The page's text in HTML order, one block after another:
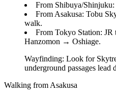
From Shibuya/
From Asakusa: Tobu
walk.
From Tokyo Station:
Hanzomon → Oshiage.
Wayfinding: Look for
underground passages lead
Walking from Asakusa